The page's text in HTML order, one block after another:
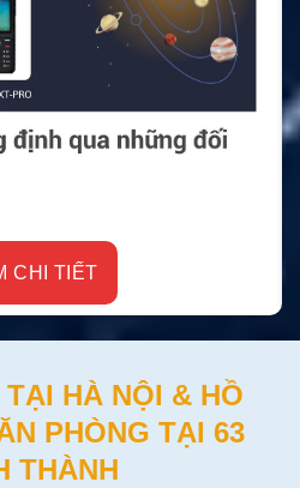
CHI TIẾT
HÀ NỘI & HỒ
PHÒNG TẠI 63
THÀNH